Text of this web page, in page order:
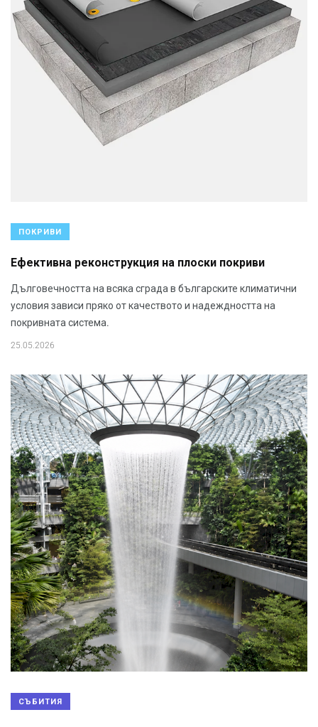
ПОКРИВИ
Ефективна реконструкция на плоски покриви
Дълговечността на всяка сграда в българските климатични
условия зависи пряко от качеството и надеждността на
покривната система.
25.05.2026
СЪБИТИЯ